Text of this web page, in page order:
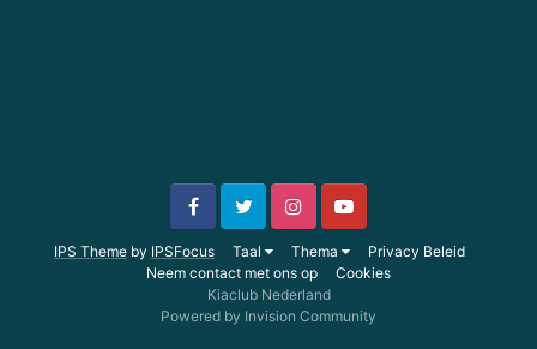
IPS Theme by IPSFocus Taal Thema
Privacy Beleid
Neem contact met ons op
Cookies
Kiaclub Nederland
Powered by Invision Community